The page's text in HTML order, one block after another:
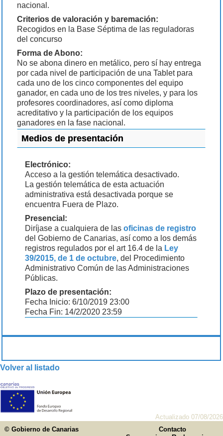
nacional.
Criterios de valoración y baremación:
Recogidos en la Base Séptima de las reguladoras
del concurso
Forma de Abono:
No se abona dinero en metálico, pero sí hay entrega
por cada nivel de participación de una Tablet para
cada uno de los cinco componentes del equipo
ganador, en cada uno de los tres niveles, y para los
profesores coordinadores, así como diploma
acreditativo y la participación de los equipos
ganadores en la fase nacional.
Medios de presentación
Electrónico:
Acceso a la gestión telemática desactivado.
La gestión telemática de esta actuación
administrativa está desactivada porque se
encuentra Fuera de Plazo.
Presencial:
Diríjase a cualquiera de lasoficinas de registro
del Gobierno de Canarias, así como a los demás
registros regulados por el art 16.4 de la Ley
39/2015, de 1 de octubre, del Procedimiento
Administrativo Común de las Administraciones
Públicas.
Plazo de presentación:
Fecha Inicio: 6/10/2019 23:00
Fecha Fin: 14/2/2020 23:59
Volver al listado
Actualizado 07/08/2026
© Gobierno de Canarias
Contacto